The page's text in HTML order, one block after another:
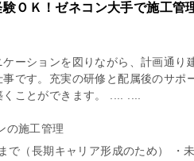
験ＯＫ！ゼネコン大手で施工管
ーションを図りながら、計画通り
です。充実の研修と配属後のサポ
ことができます。 .... ....
の施工管理
で（長期キャリア形成のため） ・未